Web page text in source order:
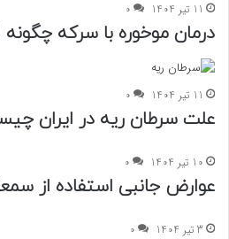
11 تیر 1404 0
درمان موخوره با سرکه
11 تیر 1404 0
علت سرطان ریه در ایران
10 تیر 1404 0
عوارض جانبی استفاده از
3 تیر 1404 0